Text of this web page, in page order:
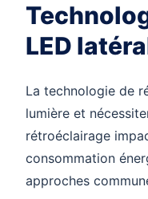
LED
La technologie de
lumière et
rétroéclairage
consommation
approches